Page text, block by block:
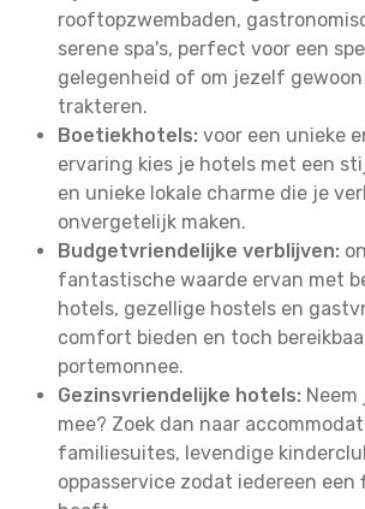
rooftopzwembaden,
serene spa's, perfect voor een
gelegenheid of om jezelf
trakteren.
Boetiekhotels: voor een unieke
ervaring kies je hotels met een
en unieke lokale charme die je
onvergetelijk maken.
Budgetvriendelijke verblijven:
fantastische waarde ervan met
hotels, gezellige hostels en
comfort bieden en toch
portemonnee.
Gezinsvriendelijke hotels:
mee? Zoek dan naar
familiesuites, levendige
oppasservice zodat iedereen een